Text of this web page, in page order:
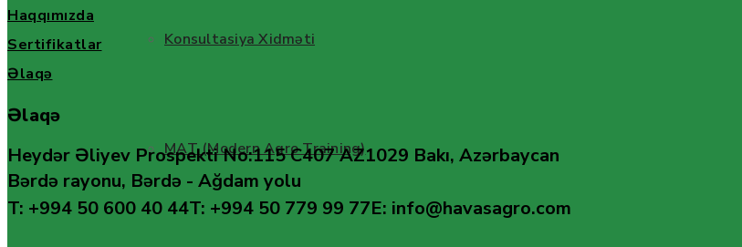
Konsultasiya Xidməti
MAT (Modern Agro Training)
Haqqımızda
Sertifikatlar
Əlaqə
Əlaqə
Heydər Əliyev Prospekti No:115 C407 AZ1029 Bakı, Azərbaycan
Bərdə rayonu, Bərdə - Ağdam yolu
T: +994 50 600 40 44T: +994 50 779 99 77E: info@havasagro.com